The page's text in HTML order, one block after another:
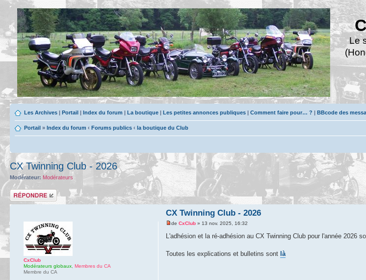
Le
Les Archives | Portail | Index du forum | La boutique | Les petites annonces publiques | Comment faire pour… ? | BBcode des
Portail » Index du forum ‹ Forums publics ‹ la boutique du Club
CX Twinning Club - 2026
Modérateur: Modérateurs
Répondre
CX Twinning Club - 2026
deCxClub » 13 nov. 2025, 16:32
L'adhésion et la ré-adhésion au CX Twinning Club pour l'année 2026
Toutes les explications et bulletins sont là
CxClub
Modérateurs globaux Membres du CA
Membre du CA